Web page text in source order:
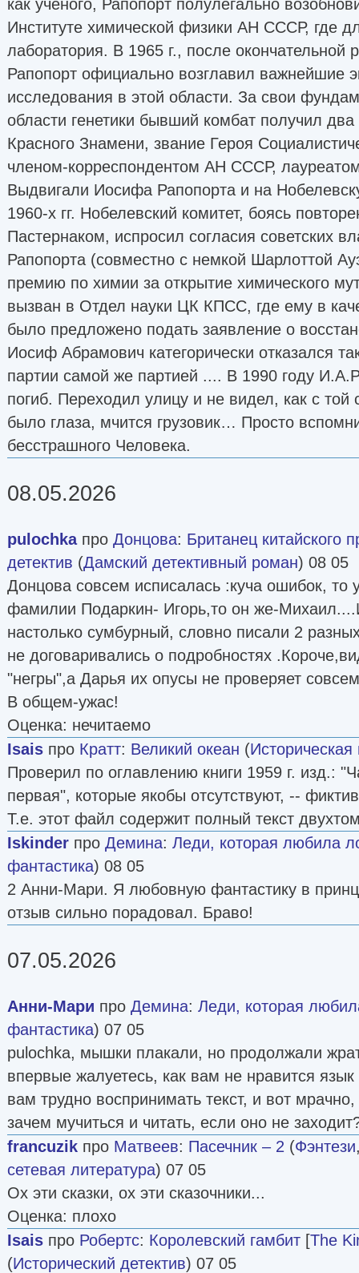
как ученого, Рапопорт полулегально
Институте химической физики АН СССР, где
лаборатория. В 1965 г., после окончательной
Рапопорт официально возглавил важнейшие
исследования в этой области. За свои
области генетики бывший комбат получил
Красного Знамени, звание Героя
членом-корреспондентом АН СССР,
Выдвигали Иосифа Рапопорта и на
1960-х гг. Нобелевский комитет, боясь
Пастернаком, испросил согласия советских
Рапопорта (совместно с немкой Шарлоттой
премию по химии за открытие химического
вызван в Отдел науки ЦК КПСС, где ему в
было предложено подать заявление о
Иосиф Абрамович категорически отказался
партии самой же партией .... В 1990 году
погиб. Переходил улицу и не видел, как с той
было глаза, мчится грузовик… Просто
бесстрашного Человека.
08.05.2026
pulochkaпро Донцова: Британец китайского
детектив (Дамский детективный роман) 08 05
Донцова совсем исписалась :куча ошибок, то
фамилии Подаркин- Игорь,то он же-
настолько сумбурный, словно писали 2
не договаривались о подробностях
"негры",а Дарья их опусы не проверяет
В общем-ужас!
Оценка: нечитаемо
Isais про Кратт: Великий океан (Историческая
Проверил по оглавлению книги 1959 г. изд.:
первая", которые якобы отсутствуют, --
Т.е. этот файл содержит полный текст
Iskinder про Демина: Леди, которая любила
фантастика) 08 05
2 Анни-Мари. Я любовную фантастику в
отзыв сильно порадовал. Браво!
07.05.2026
Анни-Мари про Демина: Леди, которая
фантастика) 07 05
pulochka, мышки плакали, но продолжали
впервые жалуетесь, как вам не нравится
вам трудно воспринимать текст, и вот
зачем мучиться и читать, если оно не
francuzik про Матвеев: Пасечник – 2 (Фэнтези
сетевая литература) 07 05
Ох эти сказки, ох эти сказочники...
Оценка: плохо
Isais про Робертс: Королевский гамбит [The
(Исторический детектив) 07 05